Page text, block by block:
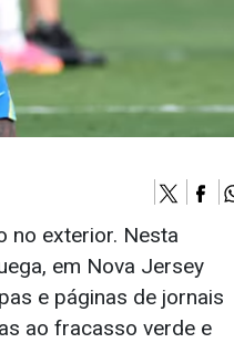
no exterior. Nesta
em Nova Jersey
e páginas de jornais
ao fracasso verde e